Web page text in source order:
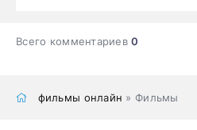
Всего комментариев0
фильмы онлайн » Фильмы